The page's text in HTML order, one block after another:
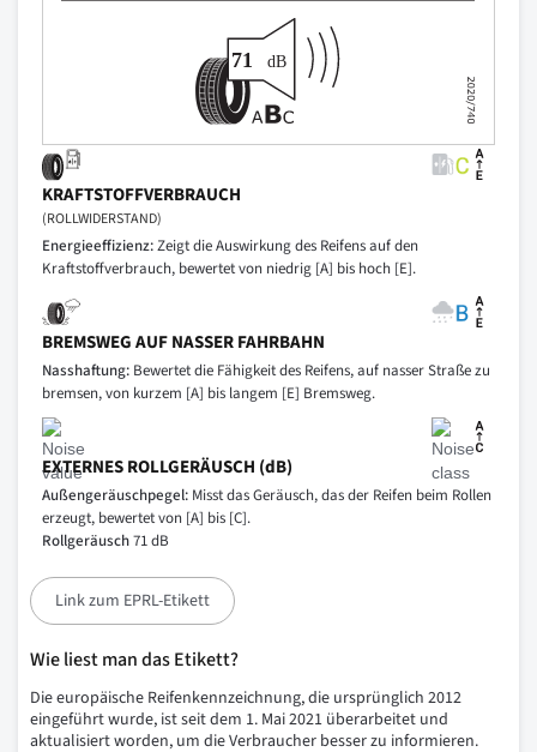
KRAFTSTOFFVERBRAUCH
(ROLLWIDERSTAND)
Energieeffizienz:Zeigt die Auswirkung des Reifens auf den
Kraftstoffverbrauch, bewertet von niedrig [A] bis hoch [E].
BREMSWEG AUF NASSER FAHRBAHN
Nasshaftung: Bewertet die Fähigkeit des Reifens, auf nasser Straße zu
bremsen, von kurzem [A] bis langem [E] Bremsweg.
EXTERNES ROLLGERÄUSCH (dB)
Außengeräuschpegel: Misst das Geräusch, das der Reifen beim Rollen
erzeugt, bewertet von [A] bis [C].
Rollgeräusch71 dB
Link zum EPRL-Etikett
Wie liest man das Etikett?
Die europäische Reifenkennzeichnung, die ursprünglich 2012
eingeführt wurde, ist seit dem 1. Mai 2021 überarbeitet und
aktualisiert worden, um die Verbraucher besser zu informieren.